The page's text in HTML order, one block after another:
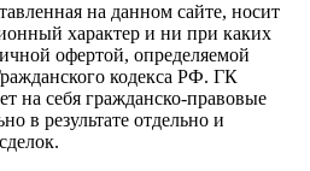
на данном сайте, носит
характер и ни при каких
офертой, определяемой
кодекса РФ. ГК
на себя гражданско-правовые
в результате отдельно и